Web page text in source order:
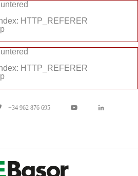
HTTP_REFERER
HTTP_REFERER
+34 962 876 695